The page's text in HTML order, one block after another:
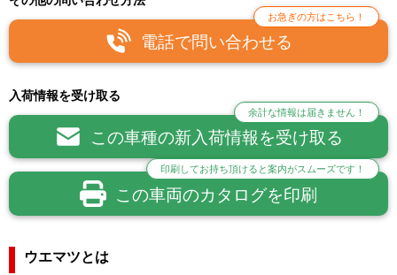
電話で問い合わせる
お急ぎの方はこちら！
入荷情報を受け取る
この車種の新入荷情報を受け取る
余計な情報は届きません！
この車両のカタログを印刷
印刷してお持ち頂けると案内がスムーズです！
ウエマツとは